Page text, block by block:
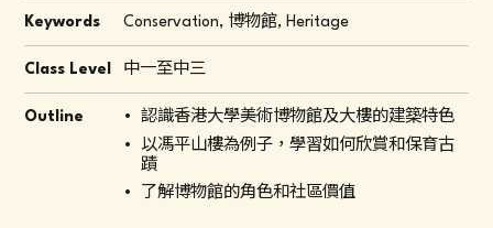
Keywords Conservation, 博物館, Heritage
Class Level 中一至中三
Outline
認識香港大學美術博物館及大樓的建築特色
以馮平山樓為例子，學習如何欣賞和保育古
蹟
了解博物館的角色和社區價值